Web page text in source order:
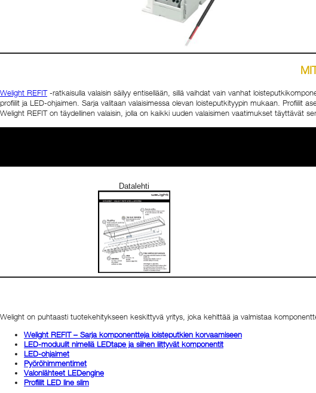
Welight REFIT-ratkaisulla valaisin säilyy entisellään, sillä vaihdat vain vanhat
profiilit ja LED-ohjaimen. Sarja valitaan valaisimessa olevan loisteputkityypin mukaan. Profiilit
Welight REFIT on täydellinen valaisin, jolla on kaikki uuden valaisimen vaatimukset täyttävät
Datalehti
Welight on puhtaasti tuotekehitykseen keskittyvä yritys, joka kehittää ja valmistaa
Welight REFIT – Sarja komponentteja loisteputkien korvaamiseen
LED-moduulit nimellä LEDtape ja siihen liittyvät komponentit
LED-ohjaimet
Pyöröhimmentimet
Valonlähteet LEDengine
Profiilit LED line slim